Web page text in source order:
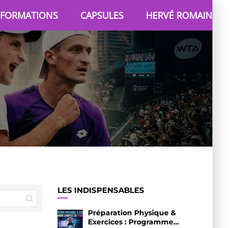
FORMATIONS CAPSULES HERVÉ ROMAIN
LES INDISPENSABLES
Préparation Physique &
Exercices : Programme